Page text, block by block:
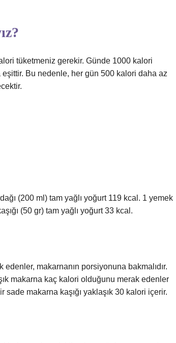
tüketmeniz gerekir. Günde 1000 kalori
Bu nedenle, her gün 500 kalori daha az
(200 ml) tam yağlı yoğurt 119 kcal. 1 yemek
(50 gr) tam yağlı yoğurt 33 kcal.
makarnanın porsiyonuna bakmalıdır.
makarna kaç kalori olduğunu merak edenler
makarna kaşığı yaklaşık 30 kalori içerir.